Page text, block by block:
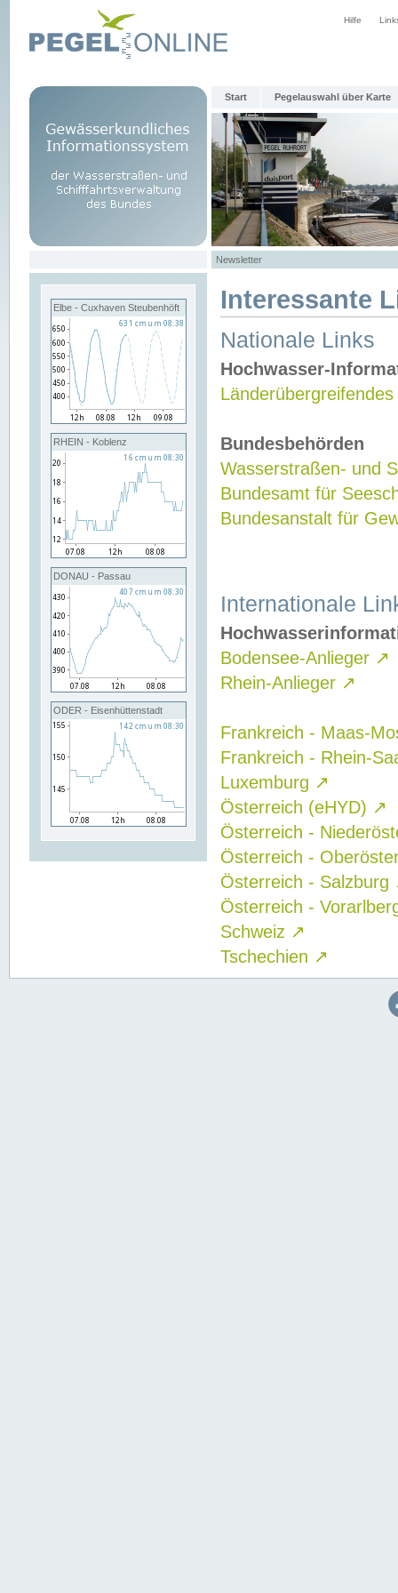
Hilfe
Start Pegelauswahl über Karte
Newsletter
Elbe - Cuxhaven Steubenhöft
RHEIN - Koblenz
DONAU - Passau
ODER - Eisenhüttenstadt
Interessante
Nationale Links
Hochwasser-
Bundesbehörden
Wasserstraßen- und
Bundesamt für
Bundesanstalt für
Internationale
Bodensee-Anlieger ↗
Rhein-Anlieger ↗
Frankreich - Maas-
Frankreich - Rhein-
Luxemburg ↗
Österreich (eHYD) ↗
Österreich -
Österreich -
Österreich - Salzburg
Österreich -
Schweiz ↗
Tschechien ↗